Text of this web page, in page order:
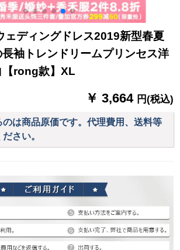
ディングドレス2019新型春夏
袖トレンドリームプリンセス洋
【rong款】XL
￥ 3,664 円(税込)
のは商品原価です。代理費用、送料等
さい。